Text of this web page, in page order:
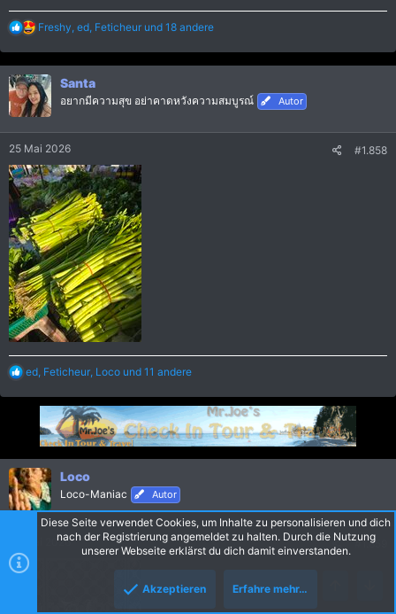
R
a
k
t
i
o
n
:
Freshy, ed, Feticheur und 18 andere
Santa
อยากมีความสุข อย่าคาดหวังความสมบูรณ์ Autor
25 Mai 2026 #1.858
R
a
o
n
e
n
:
ed, Feticheur, Loco und 11 andere
Loco
Loco-Maniac Autor
25 Mai 2026 #1.859
Diese Seite verwendet Cookies, um Inhalte zu personalisieren und dich
nach der Registrierung angemeldet zu halten. Durch die Nutzung
unserer Webseite erklärst du dich damit einverstanden.
Akzeptieren Erfahre mehr…